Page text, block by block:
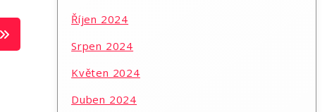
Říjen 2024
Srpen 2024
Květen 2024
Duben 2024